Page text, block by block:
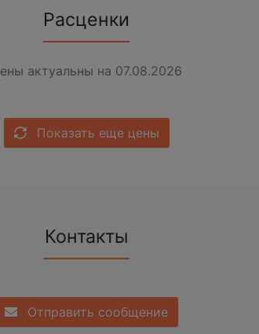
Расценки
актуальны на 07.08.2026
Показать еще цены
Контакты
Отправить сообщение